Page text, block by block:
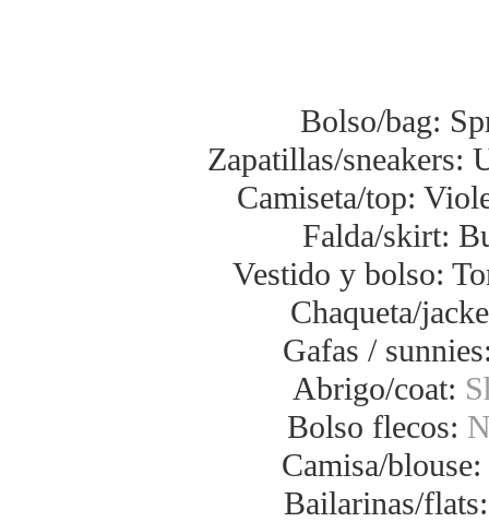
Bolso/bag:
Zapatillas/sneakers:
Camiseta/top:
Falda/skirt:
Vestido y bolso:
Chaqueta/
Gafas /
Abrigo/coat:
Bolso flecos:
Camisa/blouse:
Bailarinas/